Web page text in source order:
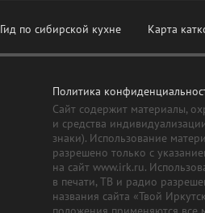
Гид по сибирской кухне Карта
Политика
Сайт содержит материалы,
и средства
знаки). Использование
разрешено только с
на сайт www.irk.ru.
в печати, ТВ и радио
названия сайта «Твой